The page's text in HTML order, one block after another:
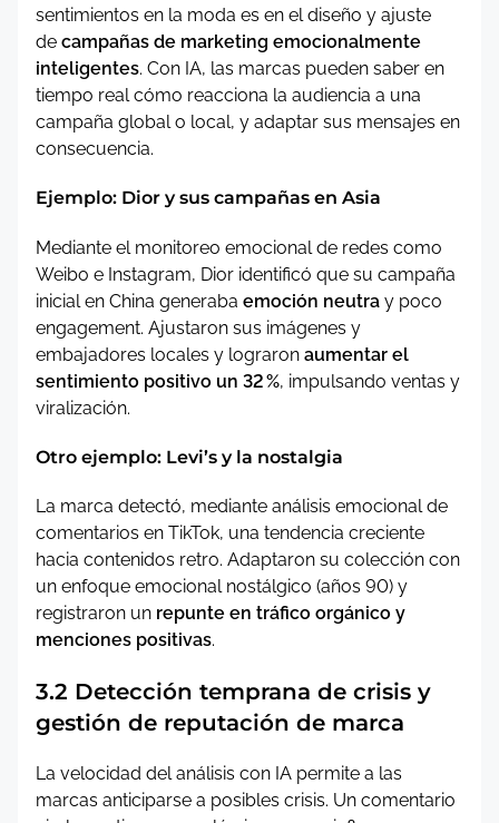
sentimientos en la moda es en el diseño y ajuste
de campañas de marketing emocionalmente
inteligentes. Con IA, las marcas pueden saber en
tiempo real cómo reacciona la audiencia a una
campaña global o local, y adaptar sus mensajes en
consecuencia.
Ejemplo: Dior y sus campañas en Asia
Mediante el monitoreo emocional de redes como
Weibo e Instagram, Dior identificó que su campaña
inicial en China generaba emoción neutra y poco
engagement. Ajustaron sus imágenes y
embajadores locales y lograron aumentar el
sentimiento positivo un 32 %, impulsando ventas y
viralización.
Otro ejemplo: Levi’s y la nostalgia
La marca detectó, mediante análisis emocional de
comentarios en TikTok, una tendencia creciente
hacia contenidos retro. Adaptaron su colección con
un enfoque emocional nostálgico (años 90) y
registraron un repunte en tráfico orgánico y
menciones positivas.
3.2 Detección temprana de crisis y
gestión de reputación de marca
La velocidad del análisis con IA permite a las
marcas anticiparse a posibles crisis. Un comentario